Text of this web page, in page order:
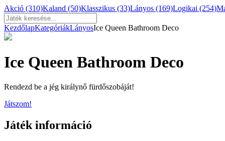
Akció (310)Kaland (50)Klasszikus (33)Lányos (169)Logikai (254)
KezdőlapKategóriákLányosIce Queen Bathroom Deco
Ice Queen Bathroom Deco
Rendezd be a jég királynő fürdőszobáját!
Játszom!
Játék információ